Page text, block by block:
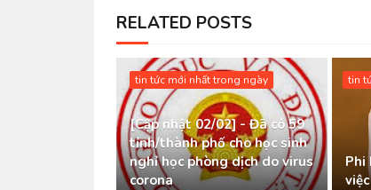
RELATED POSTS
tin tức mới nhất trong ngày
[Cập nhật 02/02] - Đã có 59
tỉnh/thành phố cho học sinh
nghỉ học phòng dịch do virus
corona
tin
Phi